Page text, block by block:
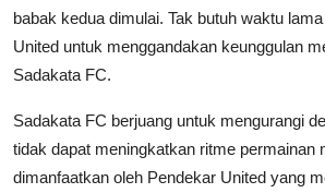
babak kedua dimulai. Tak butuh waktu
United untuk menggandakan keunggulan
Sadakata FC.
Sadakata FC berjuang untuk mengurangi
tidak dapat meningkatkan ritme permainan
dimanfaatkan oleh Pendekar United yang